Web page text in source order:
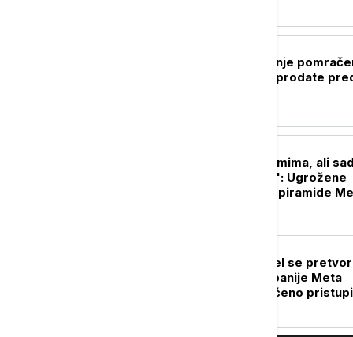
Naočare za gledanje
Sunca gotovo rasprodate
Opstajale milenijumima, ali
preti "katastrofa": Ugrožene
drevne sudanske piramide
Još jedan AI model se
hakera: Alat kompanije Meta
greškom neovlašćeno